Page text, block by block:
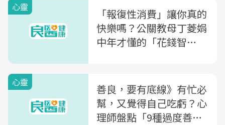
心靈
「報復性消費」讓你真的
快樂嗎？公關教母丁菱娟
中年才懂的「花錢智
心靈
善良，要有底線》有忙必
幫，又覺得自己吃虧？心
理師盤點「9種過度善